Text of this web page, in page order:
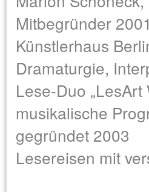
Mitbegründer
Künstlerhaus
Dramaturgie,
Lese-Duo
musikalische
gegründet 2003
Lesereisen mit